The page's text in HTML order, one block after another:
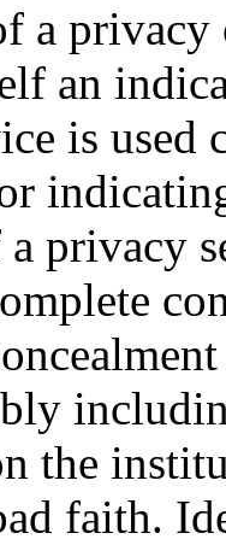
a
an
is used
a privacy
the
faith.